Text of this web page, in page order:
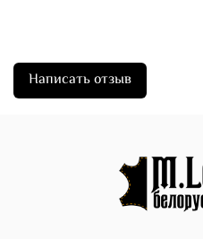
Написать отзыв